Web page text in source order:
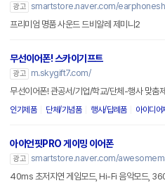
광고 smartstore.naver.com/
프리미엄 명품 사운드 드비알레 제미니2
무선이어폰! 스카이기프트
광고
m.skygift7.com/
무선이어폰! 관공서/기업/학교/단체-행사 맞춤
인기제품 단체/기념품 행사/답례품 아이디어
아이언핏PRO 게이밍 이어폰
광고 smartstore.naver.com/
40ms 초저지연 게임모드, Hi-Fi 음악모드,